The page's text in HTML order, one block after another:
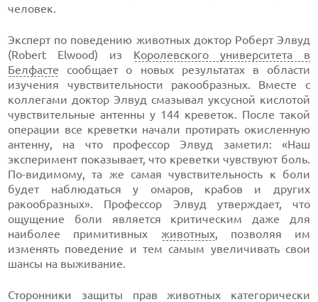
человек.
Эксперт по поведению животных доктор Роберт Элвуд
(Robert Elwood) из Королевского университета в
Белфасте сообщает о новых результатах в области
изучения чувствительности ракообразных. Вместе с
коллегами доктор Элвуд смазывал уксусной кислотой
чувствительные антенны у 144 креветок. После такой
операции все креветки начали протирать окисленную
антенну, на что профессор Элвуд заметил: «Наш
эксперимент показывает, что креветки чувствуют боль.
По-видимому, та же самая чувствительность к боли
будет наблюдаться у омаров, крабов и других
ракообразных». Профессор Элвуд утверждает, что
ощущение боли является критическим даже для
наиболее примитивных животных, позволяя им
изменять поведение и тем самым увеличивать свои
шансы на выживание.
Сторонники защиты прав животных категорически